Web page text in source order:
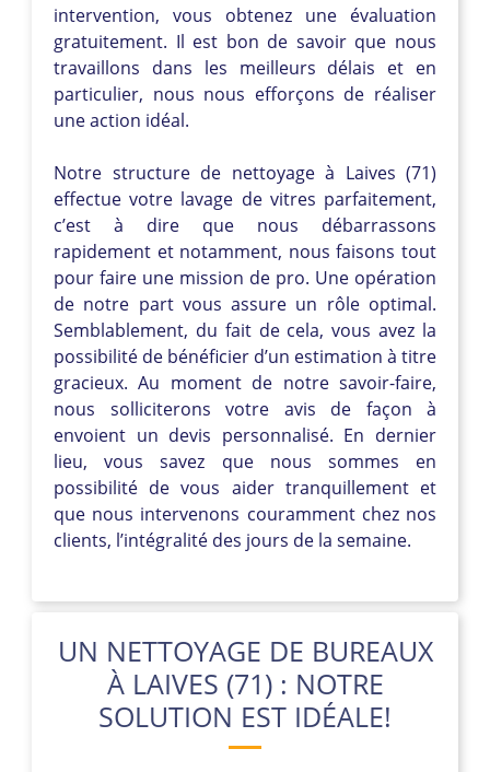
intervention, vous obtenez une évaluation
gratuitement. Il est bon de savoir que nous
travaillons dans les meilleurs délais et en
particulier, nous nous efforçons de réaliser
une action idéal.
Notre structure de nettoyage à Laives (71)
effectue votre lavage de vitres parfaitement,
c’est à dire que nous débarrassons
rapidement et notamment, nous faisons tout
pour faire une mission de pro. Une opération
de notre part vous assure un rôle optimal.
Semblablement, du fait de cela, vous avez la
possibilité de bénéficier d’un estimation à titre
gracieux. Au moment de notre savoir-faire,
nous solliciterons votre avis de façon à
envoient un devis personnalisé. En dernier
lieu, vous savez que nous sommes en
possibilité de vous aider tranquillement et
que nous intervenons couramment chez nos
clients, l’intégralité des jours de la semaine.
UN NETTOYAGE DE BUREAUX
À LAIVES (71) : NOTRE
SOLUTION EST IDÉALE!